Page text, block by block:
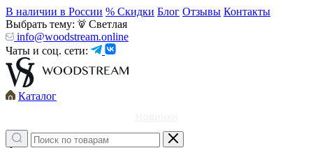
В наличии в России % Скидки Блог Отзывы Контакты
Выбрать тему:
Светлая
info@woodstream.online
Чаты и соц. сети:
Каталог